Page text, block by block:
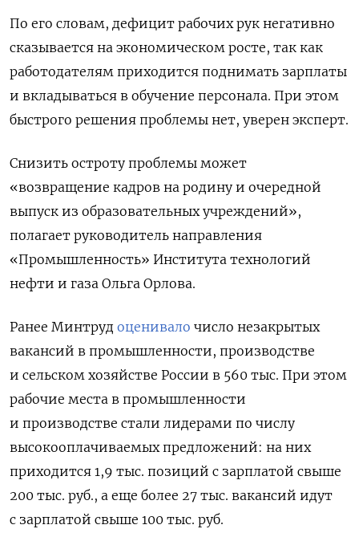
По его словам, дефицит рабочих рук негативно
сказывается на экономическом росте, так как
работодателям приходится поднимать зарплаты
и вкладываться в обучение персонала. При этом
быстрого решения проблемы нет, уверен эксперт.
Снизить остроту проблемы может
«возвращение кадров на родину и очередной
выпуск из образовательных учреждений»,
полагает руководитель направления
«Промышленность» Института технологий
нефти и газа Ольга Орлова.
Ранее Минтруд оценивало число незакрытых
вакансий в промышленности, производстве
и сельском хозяйстве России в 560 тыс. При этом
рабочие места в промышленности
и производстве стали лидерами по числу
высокооплачиваемых предложений: на них
приходится 1,9 тыс. позиций с зарплатой свыше
200 тыс. руб., а еще более 27 тыс. вакансий идут
с зарплатой свыше 100 тыс. руб.